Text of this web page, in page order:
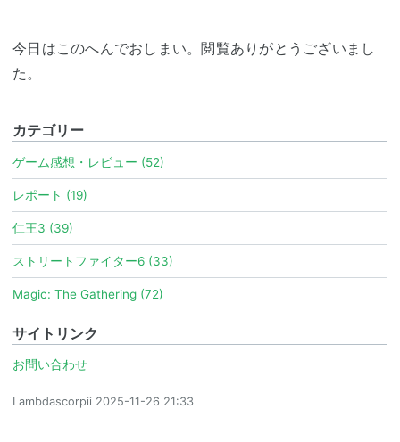
今日はこのへんでおしまい。閲覧ありがとうございまし
た。
カテゴリー
ゲーム感想・レビュー (52)
レポート (19)
仁王3 (39)
ストリートファイター6 (33)
Magic: The Gathering (72)
サイトリンク
お問い合わせ
Lambdascorpii 2025-11-26 21:33